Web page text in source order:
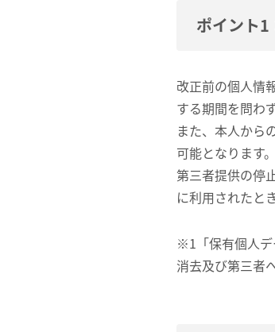
ポイント
改正前の個人情
する期間を問わ
また、本人から
可能となります。
第三者提供の停
に利用されたと
※1「保有個人デ
消去及び第三者